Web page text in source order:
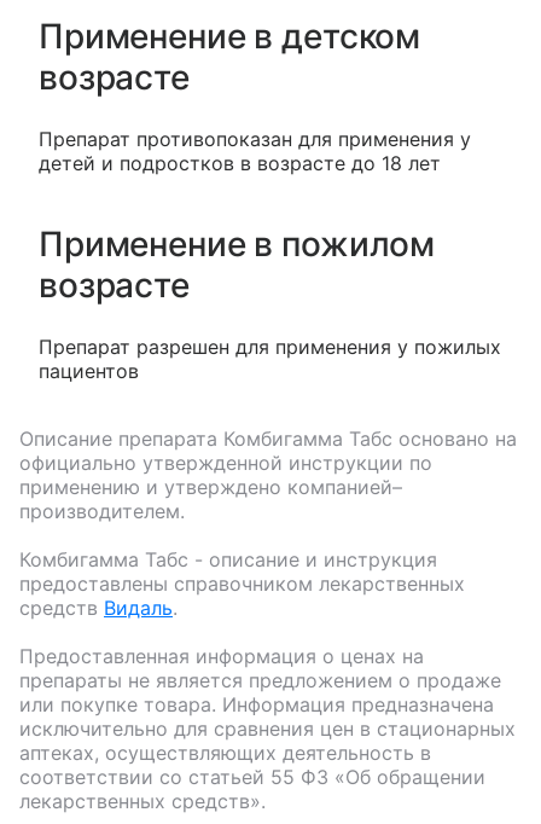
Применение в детском
возрасте
Препарат противопоказан для применения у
детей и подростков в возрасте до 18 лет
Применение в пожилом
возрасте
Препарат разрешен для применения у пожилых
пациентов
Описание препарата Комбигамма Табс основано на
официально утвержденной инструкции по
применению и утверждено компанией–
производителем.
Комбигамма Табс - описание и инструкция
предоставлены справочником лекарственных
средств Видаль.
Предоставленная информация о ценах на
препараты не является предложением о продаже
или покупке товара. Информация предназначена
исключительно для сравнения цен в стационарных
аптеках, осуществляющих деятельность в
соответствии со статьей 55 ФЗ «Об обращении
лекарственных средств».